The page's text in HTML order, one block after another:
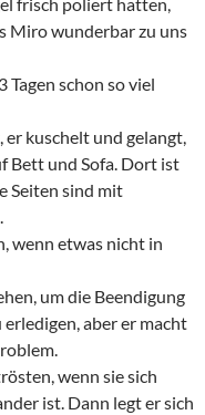
frisch poliert hatten,
Miro wunderbar zu uns
Tagen schon so viel
er kuschelt und gelangt,
Bett und Sofa. Dort ist
Seiten sind mit
wenn etwas nicht in
um die Beendigung
aber er macht
wenn sie sich
ist. Dann legt er sich